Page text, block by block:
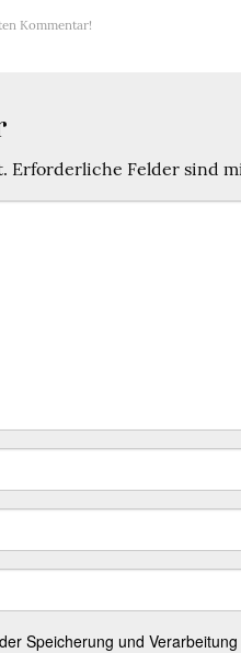
Kommentar!
Erforderliche Felder sind
Speicherung und